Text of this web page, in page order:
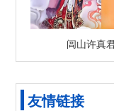
闾山许真
友情链接